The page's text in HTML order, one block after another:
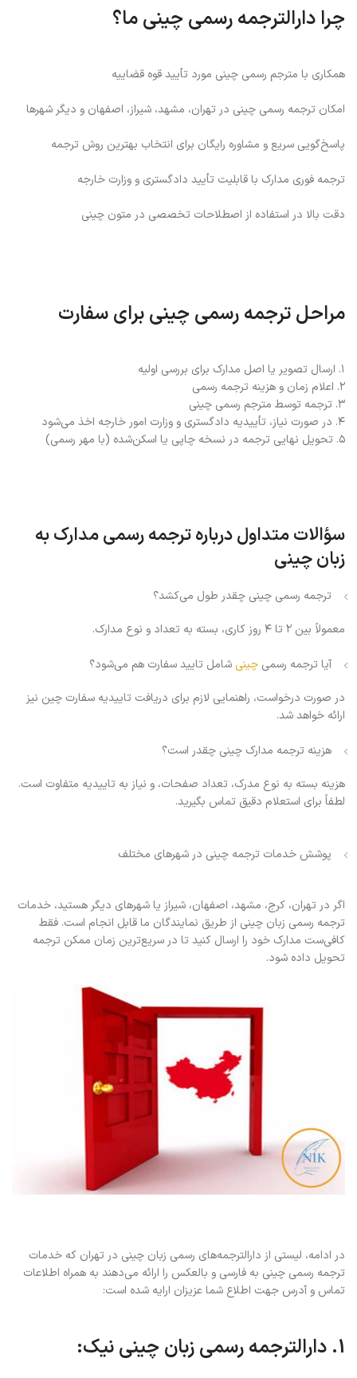
چرا دارالترجمه رسمی چینی ما؟
همکاری با مترجم رسمی چینی مورد تأیید قوه قضاییه
امکان ترجمه رسمی چینی در تهران، مشهد، شیراز، اصفهان و دیگر شهرها
پاسخ‌گویی سریع و مشاوره رایگان برای انتخاب بهترین روش ترجمه
ترجمه فوری مدارک با قابلیت تأیید دادگستری و وزارت خارجه
دقت بالا در استفاده از اصطلاحات تخصصی در متون چینی
مراحل ترجمه رسمی چینی برای سفارت
۱. ارسال تصویر یا اصل مدارک برای بررسی اولیه
۲. اعلام زمان و هزینه ترجمه رسمی
۳. ترجمه توسط مترجم رسمی چینی
۴. در صورت نیاز، تأییدیه دادگستری و وزارت امور خارجه اخذ می‌شود
۵. تحویل نهایی ترجمه در نسخه چاپی یا اسکن‌شده (با مهر رسمی)
سؤالات متداول درباره ترجمه رسمی مدارک به
زبان چینی
ترجمه رسمی چینی چقدر طول می‌کشد؟
معمولاً بین ۲ تا ۴ روز کاری، بسته به تعداد و نوع مدارک.
آیا ترجمه رسمی چینی شامل تایید سفارت هم می‌شود؟
در صورت درخواست، راهنمایی لازم برای دریافت تاییدیه سفارت چین نیز
ارائه خواهد شد.
هزینه ترجمه مدارک چینی چقدر است؟
هزینه بسته به نوع مدرک، تعداد صفحات، و نیاز به تاییدیه متفاوت است.
لطفاً برای استعلام دقیق تماس بگیرید.
پوشش خدمات ترجمه چینی در شهرهای مختلف
اگر در تهران، کرج، مشهد، اصفهان، شیراز یا شهرهای دیگر هستید، خدمات
ترجمه رسمی زبان چینی از طریق نمایندگان ما قابل انجام است. فقط
کافی‌ست مدارک خود را ارسال کنید تا در سریع‌ترین زمان ممکن ترجمه
تحویل داده شود.
در ادامه، لیستی از دارالترجمه‌های رسمی زبان چینی در تهران که خدمات
ترجمه رسمی چینی به فارسی و بالعکس را ارائه می‌دهند به همراه اطلاعات
تماس و آدرس جهت اطلاع شما عزیزان ارایه شده است:
1. دارالترجمه رسمی زبان چینی نیک: